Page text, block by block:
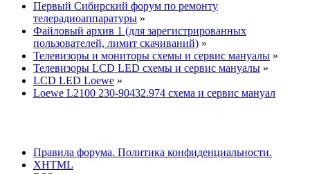
Первый Сибирский форум по ремонту
телерадиоаппаратуры »
Файловый архив 1 (для зарегистрированных
пользователей, лимит скачиваний) »
Телевизоры и мониторы схемы и сервис мануалы »
Телевизоры LCD LED схемы и сервис мануалы »
LCD LED Loewe »
Loewe L2100 230-90432.974 схема и сервис мануал
Правила форума. Политика конфиденциальности.
XHTML